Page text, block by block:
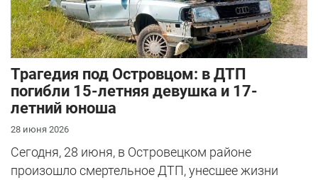
Трагедия под Островцом: в ДТП
погибли 15-летняя девушка и 17-
летний юноша
28 июня 2026
Сегодня, 28 июня, в Островецком районе
произошло смертельное ДТП, унесшее жизни